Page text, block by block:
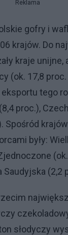
Reklama
gofry i
krajów. Do
kraje unijne,
(ok. 17,8 proc.
tego
proc.),
Spośród
były:
Saudyjska (2,2
słodyczy